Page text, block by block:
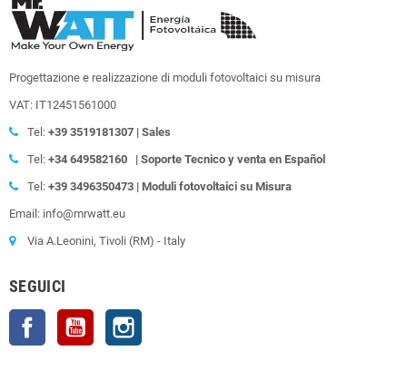
Progettazione e realizzazione di moduli fotovoltaici su misura
VAT: IT12451561000
Tel: +39 3519181307 | Sales
Tel: +34 649582160 | Soporte Tecnico y venta en Español
Tel: +39 3496350473 | Moduli fotovoltaici su Misura
Email: info@mrwatt.eu
Via A.Leonini, Tivoli (RM) - Italy
SEGUICI
Facebook YouTube